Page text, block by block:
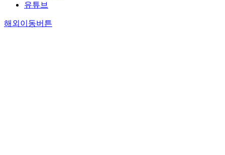
유튜브
해외이동버튼